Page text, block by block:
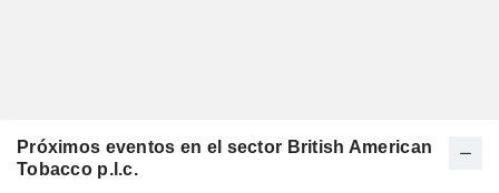
Próximos eventos en el sector British American
Tobacco p.l.c.